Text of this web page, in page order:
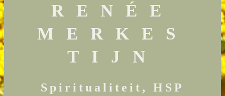
RENÉE
MERKES
TIJN
Spiritualiteit, HSP